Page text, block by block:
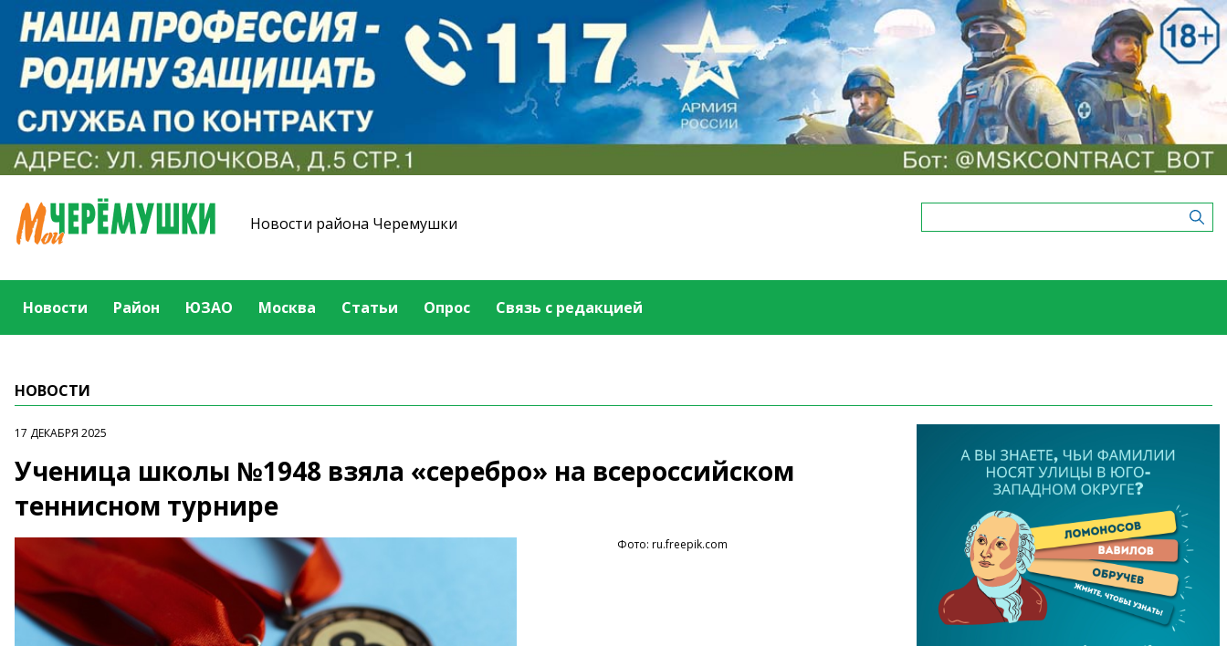
Новости района Черемушки
Новости Район ЮЗАО Москва Статьи Опрос Связь с редакцией
НОВОСТИ
17 ДЕКАБРЯ 2025
Ученица школы №1948 взяла «серебро» на всероссийском
теннисном турнире
Фото: ru.freepik.com